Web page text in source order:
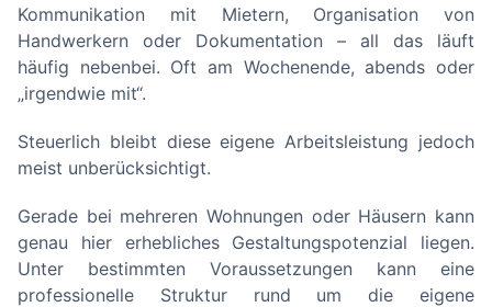
Kommunikation mit Mietern, Organisation von
Handwerkern oder Dokumentation – all das läuft
häufig nebenbei. Oft am Wochenende, abends oder
„irgendwie mit“.
Steuerlich bleibt diese eigene Arbeitsleistung jedoch
meist unberücksichtigt.
Gerade bei mehreren Wohnungen oder Häusern kann
genau hier erhebliches Gestaltungspotenzial liegen.
Unter bestimmten Voraussetzungen kann eine
professionelle Struktur rund um die eigene